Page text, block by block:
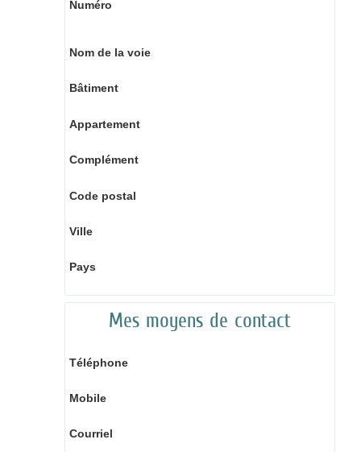
Numéro
Nom de la voie
Bâtiment
Appartement
Complément
Code postal
Ville
Pays
Mes moyens de contact
Téléphone
Mobile
Courriel